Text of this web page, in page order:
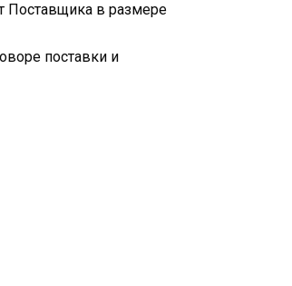
Поставщика в размере
поставки и